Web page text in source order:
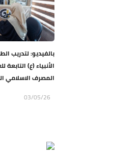
بالفيديو: لتدريب
الأنبياء (ع)
المصرف الاسلامي
03/05/26